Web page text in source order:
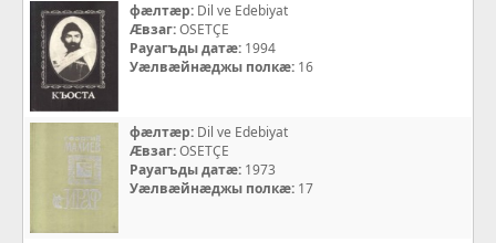
фæлтæр: Dil ve Edebiyat
Æвзаг:OSETÇE
Рауагъды датæ: 1994
Уæлвæйнæджы полкæ: 16
фæлтæр: Dil ve Edebiyat
Æвзаг:OSETÇE
Рауагъды датæ: 1973
Уæлвæйнæджы полкæ: 17